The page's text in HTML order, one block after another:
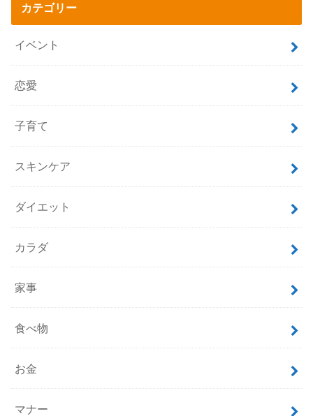
カテゴリー
イベント
恋愛
子育て
スキンケア
ダイエット
カラダ
家事
食べ物
お金
マナー